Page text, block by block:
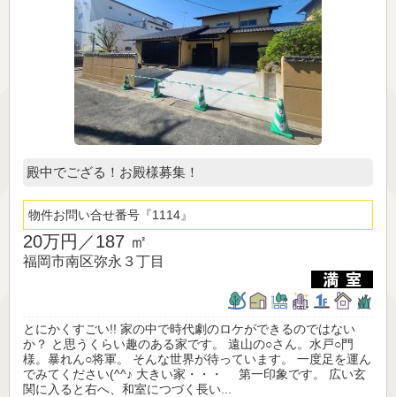
殿中でござる！お殿様募集！
物件お問い合せ番号 1114
20万円／187 ㎡
福岡市南区弥永３丁目
とにかくすごい!! 家の中で時代劇のロケができるのではない
か？ と思うくらい趣のある家です。 遠山の○さん。水戸○門
様。暴れん○将軍。 そんな世界が待っています。 一度足を運ん
でみてください(^^♪ 大きい家・・・ 第一印象です。 広い玄
関に入ると右へ、和室につづく長い...